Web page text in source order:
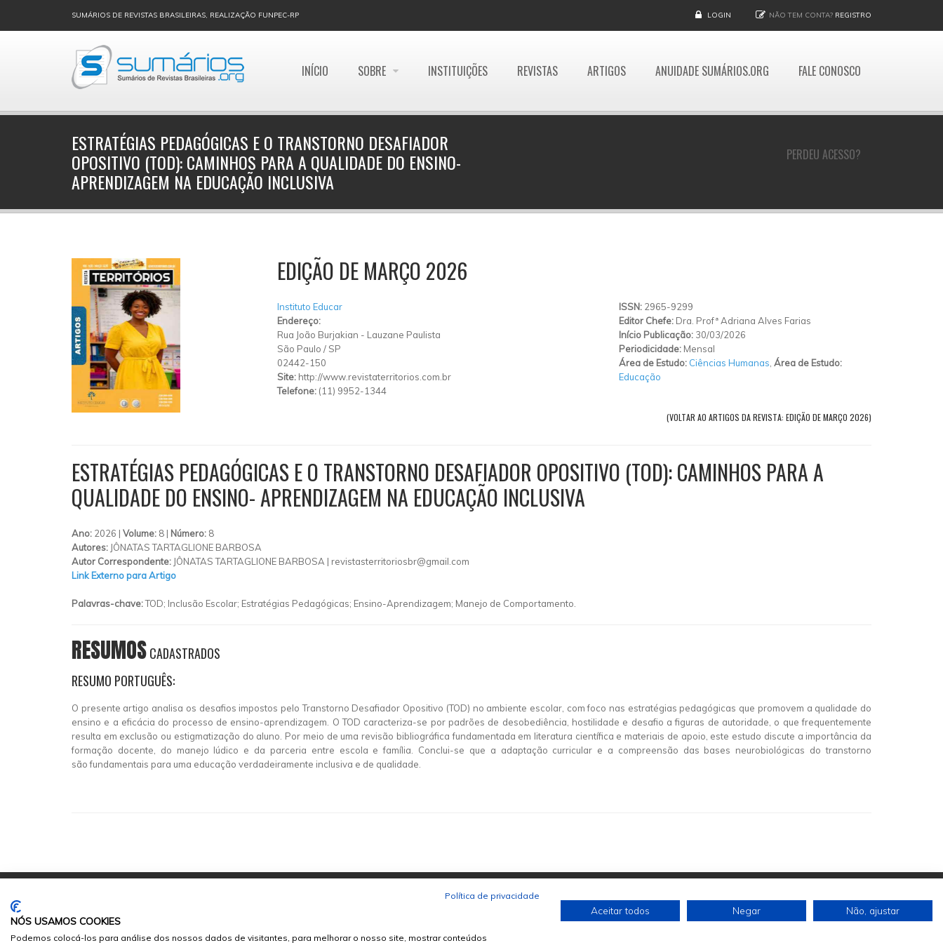
SUMÁRIOS DE REVISTAS BRASILEIRAS, REALIZAÇÃO FUNPEC-RP LOGIN NÃO TEM CONTA? REGISTRO
INÍCIO SOBRE INSTITUIÇÕES REVISTAS ARTIGOS ANUIDADE SUMÁRIOS.ORG FALE CONOSCO
PERDEU ACESSO?
ESTRATÉGIAS PEDAGÓGICAS E O TRANSTORNO DESAFIADOR
OPOSITIVO (TOD): CAMINHOS PARA A QUALIDADE DO ENSINO-
APRENDIZAGEM NA EDUCAÇÃO INCLUSIVA
EDIÇÃO DE MARÇO 2026
Instituto Educar
Endereço:
Rua João Burjakian - Lauzane Paulista
São Paulo / SP
02442-150
Site: http://www.revistaterritorios.com.br
Telefone: (11) 9952-1344
ISSN: 2965-9299
Editor Chefe: Dra. Profª Adriana Alves Farias
Início Publicação: 30/03/2026
Periodicidade: Mensal
Área de Estudo: Ciências Humanas Área de Estudo:
Educação
(VOLTAR AO ARTIGOS DA REVISTA: EDIÇÃO DE MARÇO 2026)
ESTRATÉGIAS PEDAGÓGICAS E O TRANSTORNO DESAFIADOR OPOSITIVO (TOD): CAMINHOS PARA A
QUALIDADE DO ENSINO- APRENDIZAGEM NA EDUCAÇÃO INCLUSIVA
Ano: 2026 | Volume: 8 | Número: 8
Autores: JÔNATAS TARTAGLIONE BARBOSA
Autor Correspondente: JÔNATAS TARTAGLIONE BARBOSA | revistasterritoriosbr@gmail.com
Link Externo para Artigo
Palavras-chave:TOD; Inclusão Escolar; Estratégias Pedagógicas; Ensino-Aprendizagem; Manejo de Comportamento.
RESUMOSCADASTRADOS
RESUMO PORTUGUÊS:
O presente artigo analisa os desafios impostos pelo Transtorno Desafiador Opositivo (TOD) no ambiente escolar, com foco nas estratégias pedagógicas que promovem a qualidade do
ensino e a eficácia do processo de ensino-aprendizagem. O TOD caracteriza-se por padrões de desobediência, hostilidade e desafio a figuras de autoridade, o que frequentemente
resulta em exclusão ou estigmatização do aluno. Por meio de uma revisão bibliográfica fundamentada em literatura científica e materiais de apoio, este estudo discute a importância da
formação docente, do manejo lúdico e da parceria entre escola e família. Conclui-se que a adaptação curricular e a compreensão das bases neurobiológicas do transtorno
são fundamentais para uma educação verdadeiramente inclusiva e de qualidade.
Política de privacidade
NÓS USAMOS COOKIES
Podemos colocá-los para análise dos nossos dados de visitantes, para melhorar o nosso site, mostrar conteúdos
Aceitar todos Negar Não, ajustar